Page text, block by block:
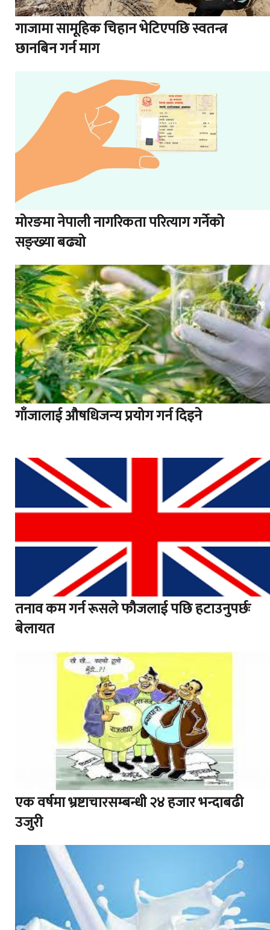
गाजामा सामूहिक चिहान भेटिएपछि स्वतन्त्र
छानबिन गर्न माग
मोरङमा नेपाली नागरिकता परित्याग गर्नेको
सङ्ख्या बढ्यो
गाँजालाई औषधिजन्य प्रयोग गर्न दिइने
तनाव कम गर्न रूसले फौजलाई पछि हटाउनुपर्छः
बेलायत
एक वर्षमा भ्रष्टाचारसम्बन्धी २४ हजार भन्दाबढी
उजुरी